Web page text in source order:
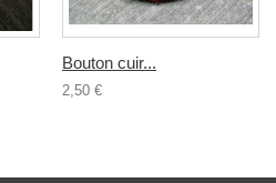
Bouton cuir...
2,50 €